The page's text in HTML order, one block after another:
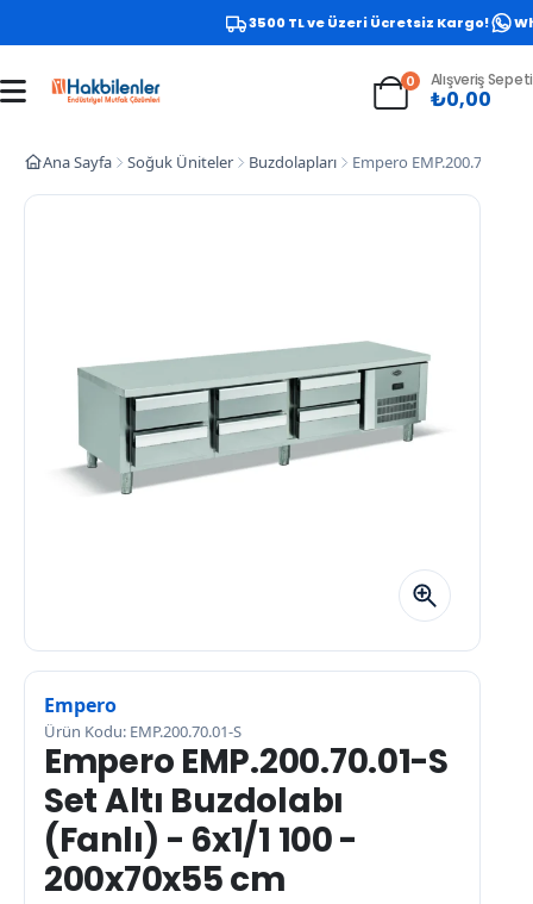
3500 TL ve Üzeri Ücretsiz Kargo!
0 Alışveriş Sepeti
₺0,00
Ana Sayfa Soğuk Üniteler Buzdolapları Empero EMP.200.70.01-S
Empero
Ürün Kodu: EMP.200.70.01-S
Empero EMP.200.70.01-S
Set Altı Buzdolabı
(Fanlı) - 6x1/1 100 -
200x70x55 cm